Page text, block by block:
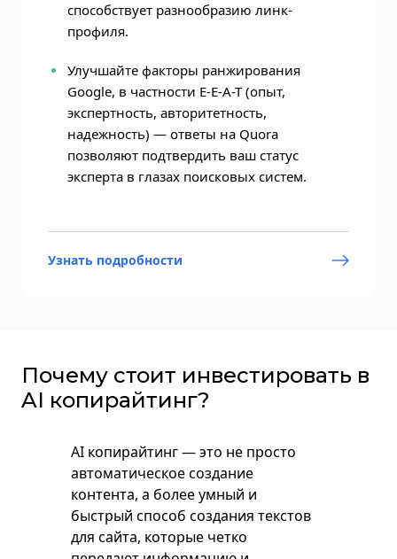
способствует разнообразию линк-
профиля.
Улучшайте факторы ранжирования
Google, в частности E-E-A-T (опыт,
экспертность, авторитетность,
надежность) — ответы на Quora
позволяют подтвердить ваш статус
эксперта в глазах поисковых систем.
Узнать подробности
Почему стоит инвестировать в
AI копирайтинг?
AI копирайтинг — это не просто
автоматическое создание
контента, а более умный и
быстрый способ создания текстов
для сайта, которые четко